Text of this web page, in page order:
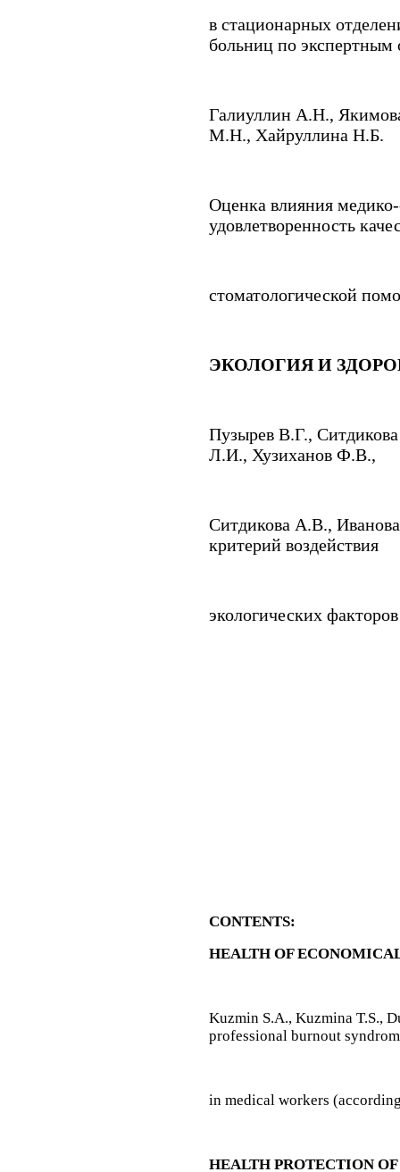
в стационарных
больниц по экспертным
Галиуллин А.Н.,
М.Н., Хайруллина Н.Б.
Оценка влияния
удовлетворенность
стоматологической
ЭКОЛОГИЯ И
Пузырев В.Г.,
Л.И., Хузиханов Ф.В.,
Ситдикова А.В.,
критерий воздействия
экологических
CONTENTS:
HEALTH OF
Kuzmin S.A., Kuzmina T.S.,
professional burnout
in medical workers
HEALTH PROTECTION